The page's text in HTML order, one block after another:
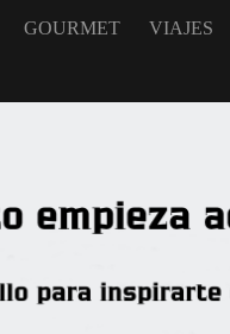
GOURMET VIAJES